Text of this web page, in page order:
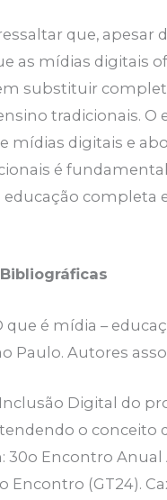
que, apesar
as mídias digitais
substituir
tradicionais. O
mídias digitais e
é
completa
que é mídia –
Paulo. Autores
Inclusão Digital do
o conceito
30o Encontro Anual
Encontro (GT24).